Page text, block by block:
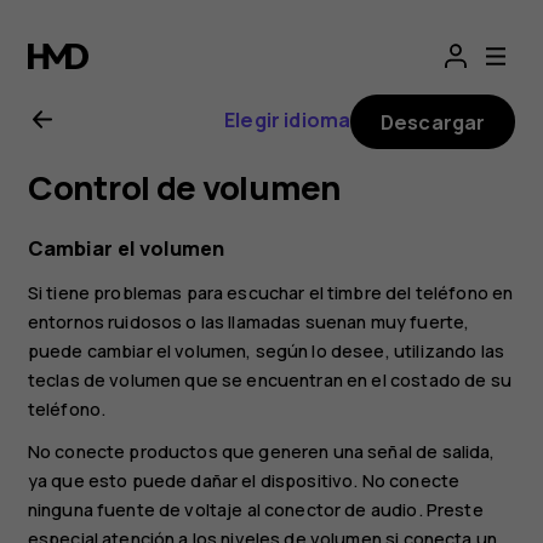
Manual
del
usuario
de
Nokia
5.1
Elegir idioma Descargar
Control de volumen
Cambiar el volumen
Si tiene problemas para escuchar el timbre del teléfono en
entornos ruidosos o las llamadas suenan muy fuerte,
puede cambiar el volumen, según lo desee, utilizando las
teclas de volumen que se encuentran en el costado de su
teléfono.
No conecte productos que generen una señal de salida,
ya que esto puede dañar el dispositivo. No conecte
ninguna fuente de voltaje al conector de audio. Preste